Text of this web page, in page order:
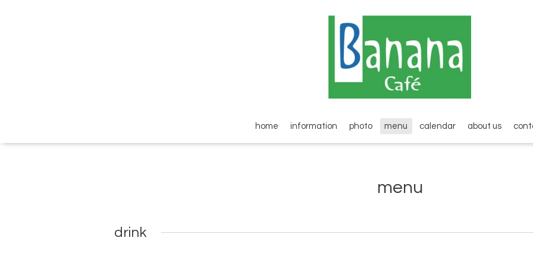
home information photo menu calendar about us
menu
drink